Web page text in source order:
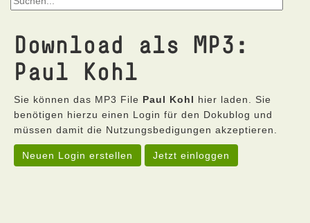
Download als MP3:
Paul Kohl
Sie können das MP3 File Paul Kohl hier laden. Sie
benötigen hierzu einen Login für den Dokublog und
müssen damit die Nutzungsbedigungen akzeptieren.
Neuen Login erstellen Jetzt einloggen